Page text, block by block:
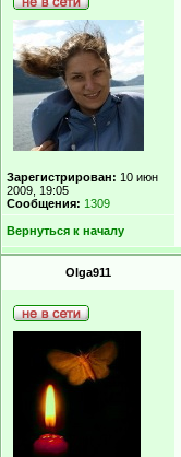
Зарегистрирован: 10 июн
2009, 19:05
Сообщения: 1309
Вернуться к началу
Olga911